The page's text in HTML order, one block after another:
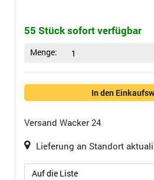
55 Stück sofort verfügbar
Menge: 1
In den
Versand Wacker 24
Lieferung an Standort
Auf die Liste